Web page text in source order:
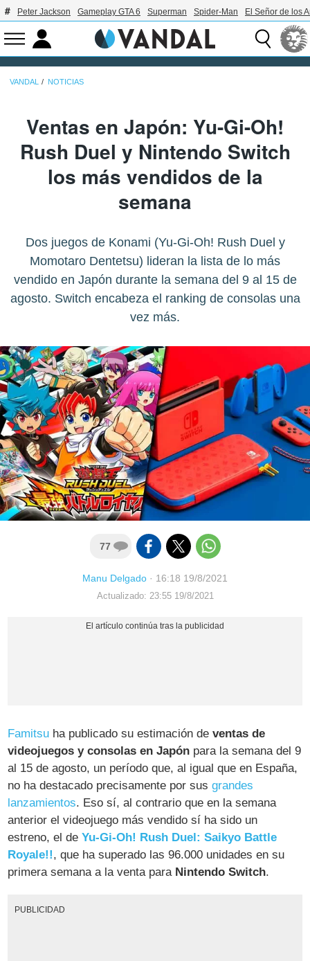
Peter Jackson Gameplay GTA 6 Superman Spider-Man El Señor de los
VANDAL NOTICIAS
Ventas en Japón: Yu-Gi-Oh!
Rush Duel y Nintendo Switch
los más vendidos de la
semana
Dos juegos de Konami (Yu-Gi-Oh! Rush Duel y
Momotaro Dentetsu) lideran la lista de lo más
vendido en Japón durante la semana del 9 al 15 de
agosto. Switch encabeza el ranking de consolas una
vez más.
77
Manu Delgado · 16:18 19/8/2021
Actualizado: 23:55 19/8/2021
Famitsu ha publicado su estimación deventas de
videojuegos y consolas en Japón para la semana del 9
al 15 de agosto, un período que, al igual que en España,
no ha destacado precisamente por susgrandes
lanzamientos. Eso sí, al contrario que en la semana
anterior el videojuego más vendido sí ha sido un
estreno, el deYu-Gi-Oh! Rush Duel: Saikyo Battle
Royale!!, que ha superado las 96.000 unidades en su
primera semana a la venta para Nintendo Switch.
PUBLICIDAD